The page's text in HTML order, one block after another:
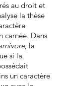
au droit et
la thèse
carnée. Dans
, la
si la
un caractère